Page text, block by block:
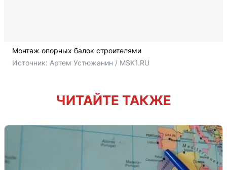
Монтаж опорных балок строителями
Источник: Артем Устюжанин / MSK1.RU
ЧИТАЙТЕ ТАКЖЕ